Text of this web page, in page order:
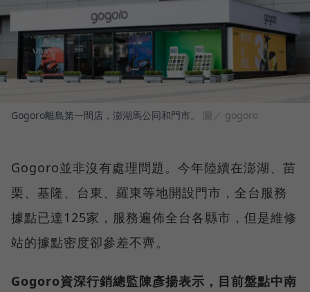
Gogoro離島第一間店，澎湖馬公同和門市。 圖／ gogoro
Gogoro並非沒有處理問題。今年陸續在澎湖、苗
栗、基隆、台東、羅東等地開設門市，全台服務
據點已達125家，服務遍佈全台各縣市，但是維修
站的據點密度卻參差不齊。
Gogoro資深行銷總監陳彥揚表示，目前盤點中南